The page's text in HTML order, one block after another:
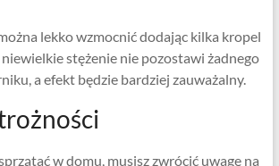
lekko wzmocnić dodając kilka kropel
stężenie nie pozostawi żadnego
a efekt będzie bardziej zauważalny.
w domu, musisz zwrócić uwagę na